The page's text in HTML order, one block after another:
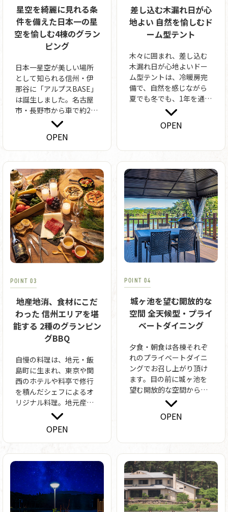
星空を綺麗に見れる条
件を備えた日本一の星
空を愉しむ4棟のグラン
ピング
日本一星空が美しい場所
として知られる信州・伊
那谷に「アルプスBASE」
は誕生しました。名古屋
市・長野市から車で約2時
間とアクセスも良好、標
高850mの森の中という立
地は、空気が澄み、木々
が周囲の光を遮り、星空
を見るための条件が全て
整ったこれ以上にない好
立地。満天の星空の下
で、自然と過ごすグラン
ピングをお楽しみいただ
けます。
OPEN
差し込む木漏れ日が心
地よい 自然を愉しむド
ーム型テント
木々に囲まれ、差し込む
木漏れ日が心地よいドー
ム型テントは、冷暖房完
備で、自然を感じながら
夏でも冬でも、1年を通し
て快適にお過ごしいただ
ベッドを2台配置してお
ただけます。テントタイ
プはスタンダードタイ
プ、テントサウナ付きタ
イプの2タイプをご用意し
ております。
OPEN
POINT 03
地産地消、食材にこだ
わった 信州エリアを堪
能する 2種のグランピン
グBBQ
自慢の料理は、地元・飯
島町に生まれ、東京や関
西のホテルや料亭で修行
を積んだシェフによるオ
リジナル料理。地元産の
新鮮野菜や長野県産ブラ
ム牛」など、地元食材を
たっぷり使ったBBQメニ
ューは「BBQの域を超え
ている」と評判です。
OPEN
POINT 04
城ヶ池を望む開放的な
空間 全天候型・プライ
ベートダイニング
夕食・朝食は各棟それぞ
れのプライベートダイニ
ングでお召し上がり頂け
ます。目の前に城ヶ池を
望む開放的な空間から、
雄大な景色はもちろん季
節の風も感じながらの特
別な時間をお過ごしくだ
ン付きであいにくのお天
気でも安心してお食事を
お楽しみ頂けます。
OPEN